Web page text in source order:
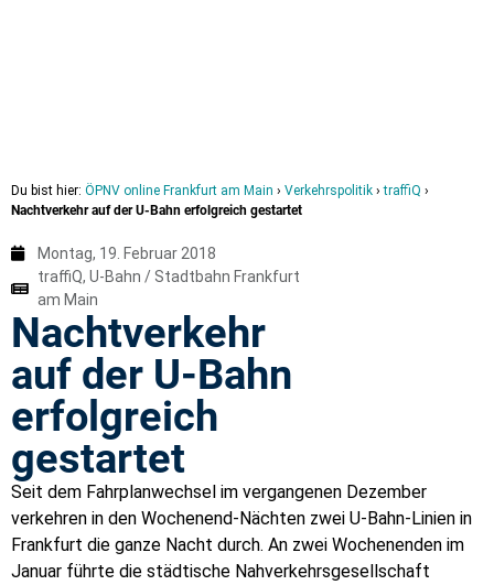
Du bist hier: ÖPNV online Frankfurt am Main › Verkehrspolitik ›traffiQ ›
Nachtverkehr auf der U-Bahn erfolgreich gestartet
Montag, 19. Februar 2018
traffiQ, U-Bahn / Stadtbahn Frankfurt
am Main
Nachtverkehr
auf der U-Bahn
erfolgreich
gestartet
Seit dem Fahrplanwechsel im vergangenen Dezember
verkehren in den Wochenend-Nächten zwei U-Bahn-Linien in
Frankfurt die ganze Nacht durch. An zwei Wochenenden im
Januar führte die städtische Nahverkehrsgesellschaft